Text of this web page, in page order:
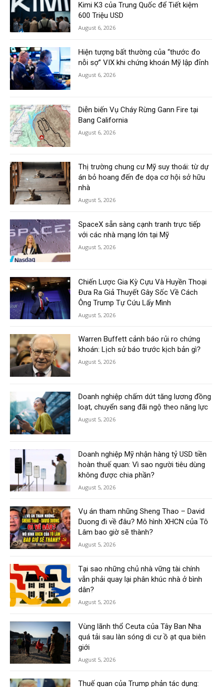
Kimi K3 của Trung Quốc để Tiết kiệm
600 Triệu USD
August 6, 2026
Hiện tượng bất thường của “thước đo
nỗi sợ” VIX khi chứng khoán Mỹ lập đỉnh
August 6, 2026
Diễn biến Vụ Cháy Rừng Gann Fire tại
Bang California
August 6, 2026
Thị trường chung cư Mỹ suy thoái: từ dự
án bỏ hoang đến đe dọa cơ hội sở hữu
nhà
August 5, 2026
SpaceX sẵn sàng cạnh tranh trực tiếp
với các nhà mạng lớn tại Mỹ
August 5, 2026
Chiến Lược Gia Kỳ Cựu Và Huyền Thoại
Đưa Ra Giả Thuyết Gây Sốc Về Cách
Ông Trump Tự Cứu Lấy Mình
August 5, 2026
Warren Buffett cảnh báo rủi ro chứng
khoán: Lịch sử báo trước kịch bản gì?
August 5, 2026
Doanh nghiệp chấm dứt tăng lương đồng
loạt, chuyển sang đãi ngộ theo năng lực
August 5, 2026
Doanh nghiệp Mỹ nhận hàng tỷ USD tiền
hoàn thuế quan: Vì sao người tiêu dùng
không được chia phần?
August 5, 2026
Vụ án tham nhũng Sheng Thao – David
Duong đi về đâu? Mô hình XHCN của Tô
Lâm bao giờ sẽ thành?
August 5, 2026
Tại sao những chủ nhà vững tài chính
vẫn phải quay lại phân khúc nhà ở bình
dân?
August 5, 2026
Vùng lãnh thổ Ceuta của Tây Ban Nha
quá tải sau làn sóng di cư ồ ạt qua biên
giới
August 5, 2026
Thuế quan của Trump phản tác dụng: